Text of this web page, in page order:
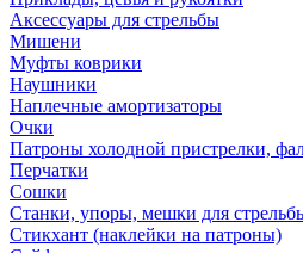
Аксессуары для стрельбы
Мишени
Муфты коврики
Наушники
Наплечные амортизаторы
Очки
Патроны холодной пристрелки,
Перчатки
Сошки
Станки, упоры, мешки для
Стикхант (наклейки на патроны)